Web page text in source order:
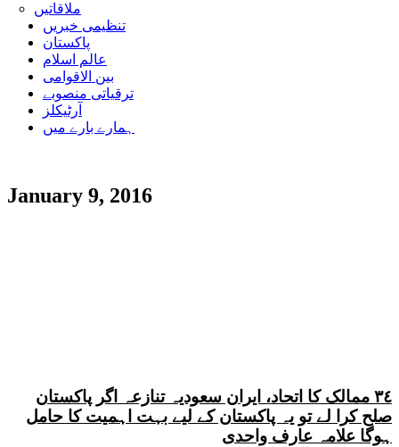
ملاقاتیں
تنظیمی خبریں
پاکستان
عالم اسلام
بین الاقوامی
ترقیاتی منصوبے
آرٹیکلز
ہمارے بارے میں
January 9, 2016
٣٤ ممالک کا اتحاد، ایران سعودیہ تنازعہ اگر پاکستان
صلح کرا لے تو یہ پاکستان کے لیے بہت اہمیت کا حامل
ہوگا علامہ عارف واحدی